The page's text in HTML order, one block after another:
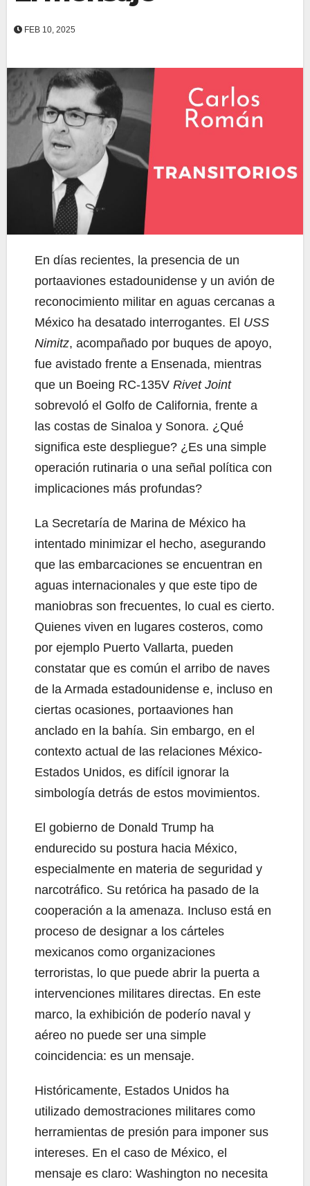
FEB 10, 2025
En días recientes, la presencia de un
portaaviones estadounidense y un avión de
reconocimiento militar en aguas cercanas a
México ha desatado interrogantes. El USS
Nimitz, acompañado por buques de apoyo,
fue avistado frente a Ensenada, mientras
que un Boeing RC-135V Rivet Joint
sobrevoló el Golfo de California, frente a
las costas de Sinaloa y Sonora. ¿Qué
significa este despliegue? ¿Es una simple
operación rutinaria o una señal política con
implicaciones más profundas?
La Secretaría de Marina de México ha
intentado minimizar el hecho, asegurando
que las embarcaciones se encuentran en
aguas internacionales y que este tipo de
maniobras son frecuentes, lo cual es cierto.
Quienes viven en lugares costeros, como
por ejemplo Puerto Vallarta, pueden
constatar que es común el arribo de naves
de la Armada estadounidense e, incluso en
ciertas ocasiones, portaaviones han
anclado en la bahía. Sin embargo, en el
contexto actual de las relaciones México-
Estados Unidos, es difícil ignorar la
simbología detrás de estos movimientos.
El gobierno de Donald Trump ha
endurecido su postura hacia México,
especialmente en materia de seguridad y
narcotráfico. Su retórica ha pasado de la
cooperación a la amenaza. Incluso está en
proceso de designar a los cárteles
mexicanos como organizaciones
terroristas, lo que puede abrir la puerta a
intervenciones militares directas. En este
marco, la exhibición de poderío naval y
aéreo no puede ser una simple
coincidencia: es un mensaje.
Históricamente, Estados Unidos ha
utilizado demostraciones militares como
herramientas de presión para imponer sus
intereses. En el caso de México, el
mensaje es claro: Washington no necesita